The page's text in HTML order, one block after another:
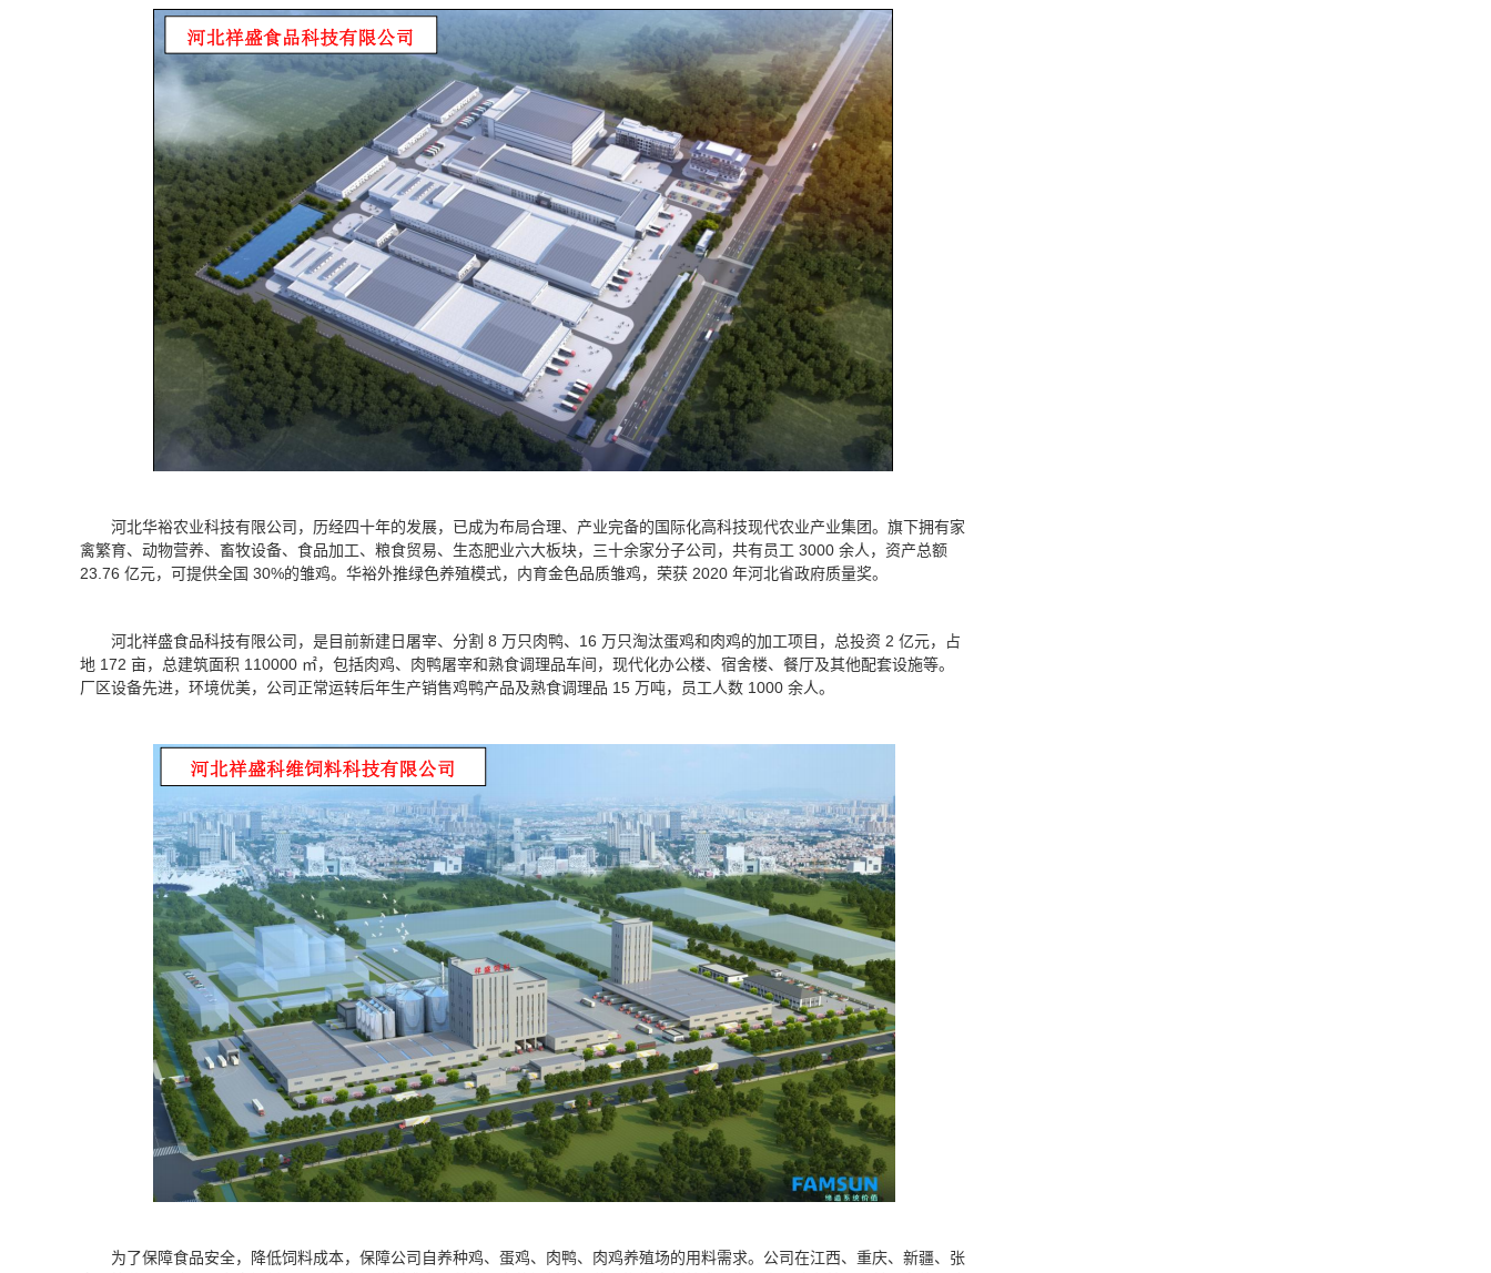
河北华裕农业科技有限公司，历经四十年的发展，已成为布局合理、产业完备的国际化高科技现代农业产业集团。旗下拥有家
禽繁育、动物营养、畜牧设备、食品加工、粮食贸易、生态肥业六大板块，三十余家分子公司，共有员工 3000 余人，资产总额
23.76 亿元，可提供全国 30%的雏鸡。华裕外推绿色养殖模式，内育金色品质雏鸡，荣获 2020 年河北省政府质量奖。
河北祥盛食品科技有限公司，是目前新建日屠宰、分割 8 万只肉鸭、16 万只淘汰蛋鸡和肉鸡的加工项目，总投资 2 亿元，占
地 172 亩，总建筑面积 110000 ㎡，包括肉鸡、肉鸭屠宰和熟食调理品车间，现代化办公楼、宿舍楼、餐厅及其他配套设施等。
厂区设备先进，环境优美，公司正常运转后年生产销售鸡鸭产品及熟食调理品 15 万吨，员工人数 1000 余人。
为了保障食品安全，降低饲料成本，保障公司自养种鸡、蛋鸡、肉鸭、肉鸡养殖场的用料需求。公司在江西、重庆、新疆、张